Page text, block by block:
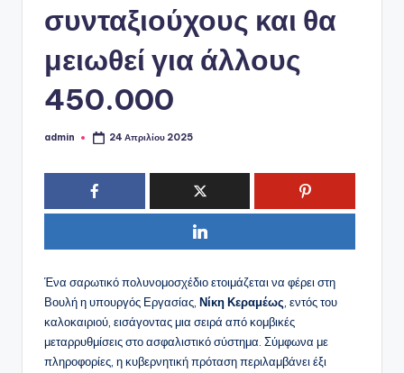
συνταξιούχους και θα
μειωθεί για άλλους
450.000
Συγγραφέας:
admin 24 Απριλίου 2025
Ένα σαρωτικό πολυνομοσχέδιο ετοιμάζεται να φέρει στη
Βουλή η υπουργός Εργασίας, Νίκη Κεραμέως, εντός του
καλοκαιριού, εισάγοντας μια σειρά από κομβικές
μεταρρυθμίσεις στο ασφαλιστικό σύστημα. Σύμφωνα με
πληροφορίες, η κυβερνητική πρόταση περιλαμβάνει έξι